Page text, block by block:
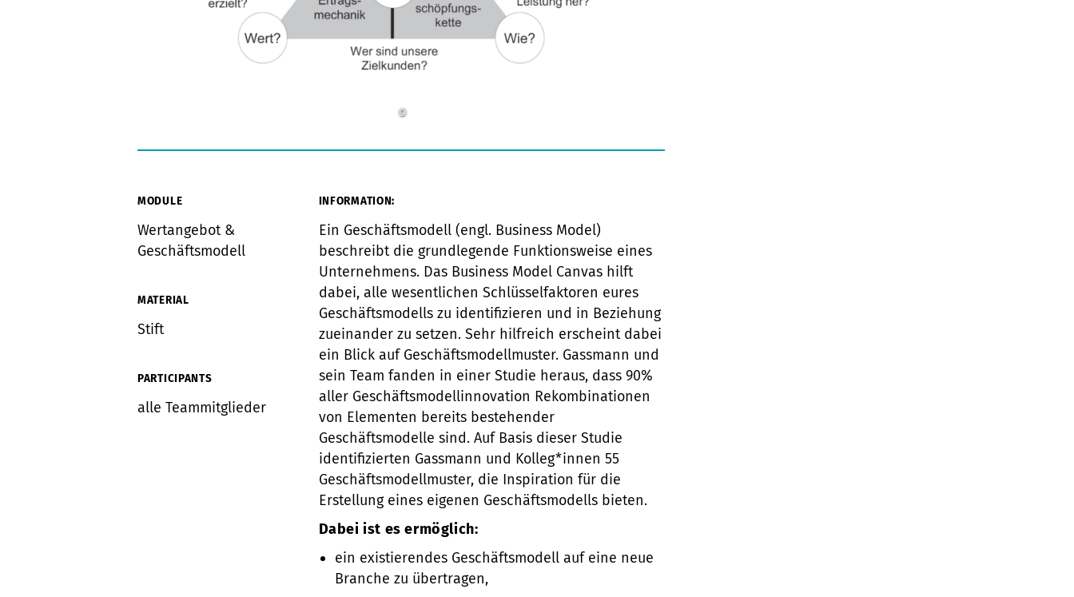
©
MODULE
Wertangebot &
Geschäftsmodell
MATERIAL
Stift
PARTICIPANTS
alle Teammitglieder
INFORMATION:
Ein Geschäftsmodell (engl. Business Model)
beschreibt die grundlegende Funktionsweise eines
Unternehmens. Das Business Model Canvas hilft
dabei, alle wesentlichen Schlüsselfaktoren eures
Geschäftsmodells zu identifizieren und in Beziehung
zueinander zu setzen. Sehr hilfreich erscheint dabei
ein Blick auf Geschäftsmodellmuster. Gassmann und
sein Team fanden in einer Studie heraus, dass 90%
aller Geschäftsmodellinnovation Rekombinationen
von Elementen bereits bestehender
Geschäftsmodelle sind. Auf Basis dieser Studie
identifizierten Gassmann und Kolleg*innen 55
Geschäftsmodellmuster, die Inspiration für die
Erstellung eines eigenen Geschäftsmodells bieten.
Dabei ist es ermöglich:
ein existierendes Geschäftsmodell auf eine neue
Branche zu übertragen,